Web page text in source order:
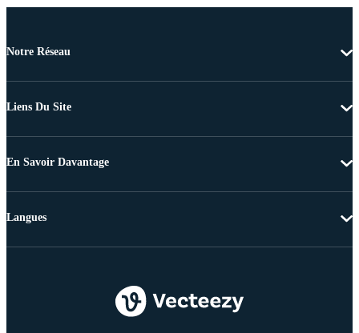
Notre Réseau
Liens Du Site
En Savoir Davantage
Langues